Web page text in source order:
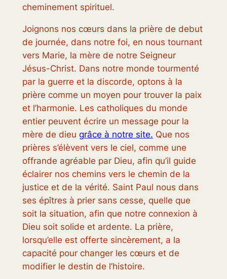
cheminement spirituel.
Joignons nos cœurs dans la prière de debut
de journée, dans notre foi, en nous tournant
vers Marie, la mère de notre Seigneur
Jésus-Christ. Dans notre monde tourmenté
par la guerre et la discorde, optons à la
prière comme un moyen pour trouver la paix
et l’harmonie. Les catholiques du monde
entier peuvent écrire un message pour la
mère de dieu grâce à notre site. Que nos
prières s’élèvent vers le ciel, comme une
offrande agréable par Dieu, afin qu’il guide
éclairer nos chemins vers le chemin de la
justice et de la vérité. Saint Paul nous dans
ses épîtres à prier sans cesse, quelle que
soit la situation, afin que notre connexion à
Dieu soit solide et ardente. La prière,
lorsqu’elle est offerte sincèrement, a la
capacité pour changer les cœurs et de
modifier le destin de l’histoire.